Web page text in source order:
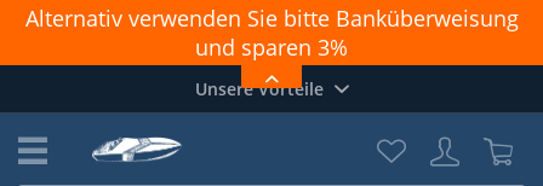
Alternativ verwenden Sie bitte Banküberweisung
und sparen 3%
Achtung: PAYPAL geht nicht richtig. Zahlungen
funktionieren nur OHNE Login und "Direkt zu
Unsere Vorteile